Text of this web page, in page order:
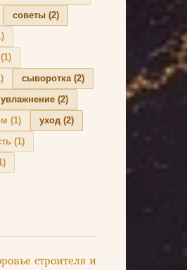
советы (2)
(1)
сыворотка(2)
увлажнение (2)
(1) уход (2)
(1)
строителя и